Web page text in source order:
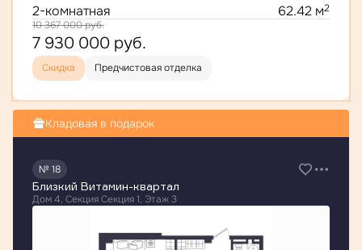
2-комнатная 62.42 м2
10 367 000руб.
7 930 000 руб.
Скидка Предчистовая отделка
Кладовая в подарок
№ 18
Близкий Витамин-квартал
Дом 4, Секция Секция 1, Этаж 3